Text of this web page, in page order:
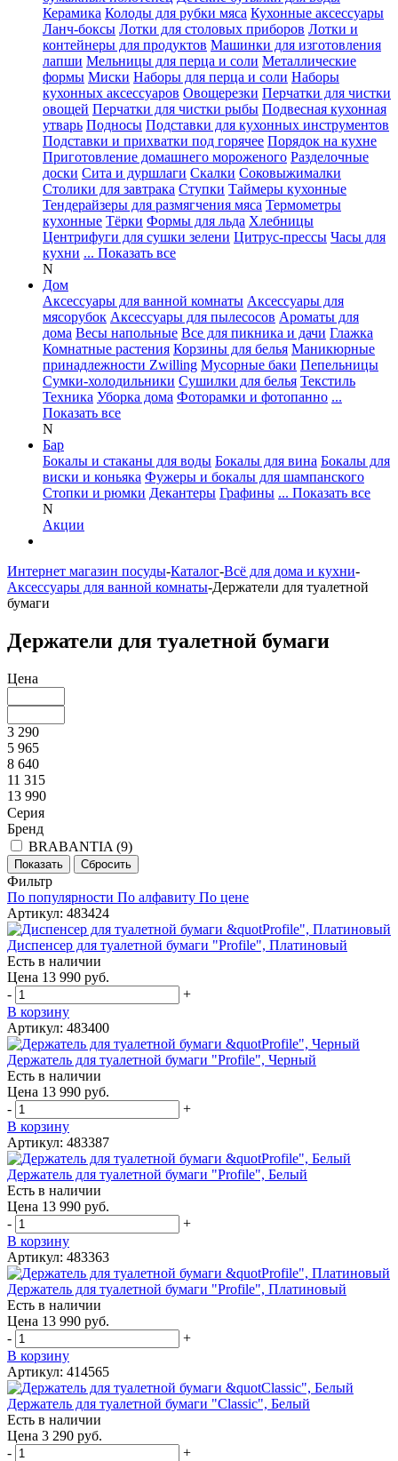
Керамика Колоды для рубки мяса Кухонные аксессуары
Ланч-боксы Лотки для столовых приборов Лотки и
контейнеры для продуктов Машинки для изготовления
лапши Мельницы для перца и соли Металлические
формы Миски Наборы для перца и соли Наборы
кухонных аксессуаров Овощерезки Перчатки для чистки
овощей Перчатки для чистки рыбы Подвесная кухонная
утварь Подносы Подставки для кухонных инструментов
Подставки и прихватки под горячее Порядок на кухне
Приготовление домашнего мороженого Разделочные
доски Сита и дуршлаги Скалки Соковыжималки
Столики для завтрака Ступки Таймеры кухонные
Тендерайзеры для размягчения мяса Термометры
кухонные Тёрки Формы для льда Хлебницы
Центрифуги для сушки зелени Цитрус-прессы Часы для
кухни ... Показать все
N
Дом
Аксессуары для ванной комнаты Аксессуары для
мясорубок Аксессуары для пылесосов Ароматы для
дома Весы напольные Все для пикника и дачи Глажка
Комнатные растения Корзины для белья Маникюрные
принадлежности Zwilling Мусорные баки Пепельницы
Сумки-холодильники Сушилки для белья Текстиль
Техника Уборка дома Фоторамки и фотопанно ...
Показать все
N
Бар
Бокалы и стаканы для воды Бокалы для вина Бокалы для
виски и коньяка Фужеры и бокалы для шампанского
Стопки и рюмки Декантеры Графины ... Показать все
N
Акции
Интернет магазин посуды-Каталог-Всё для дома и кухни-
Аксессуары для ванной комнаты-Держатели для туалетной
бумаги
Держатели для туалетной бумаги
Цена
3 290
5 965
8 640
11 315
13 990
Серия
Бренд
BRABANTIA (9)
Фильтр
По популярности По алфавиту По цене
Артикул: 483424
Диспенсер для туалетной бумаги "Profile", Платиновый
Есть в наличии
Цена 13 990 руб.
-
+
В корзину
Артикул: 483400
Держатель для туалетной бумаги "Profile", Черный
Есть в наличии
Цена 13 990 руб.
-
+
В корзину
Артикул: 483387
Держатель для туалетной бумаги "Profile", Белый
Есть в наличии
Цена 13 990 руб.
-
+
В корзину
Артикул: 483363
Держатель для туалетной бумаги "Profile", Платиновый
Есть в наличии
Цена 13 990 руб.
-
+
В корзину
Артикул: 414565
Держатель для туалетной бумаги "Classic", Белый
Есть в наличии
Цена 3 290 руб.
-
+